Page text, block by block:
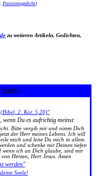
Passionsgedicht)
zu weiteren Artikeln, Gedichten,
(Bibel, 2. Kor. 5,20)"
wenn Du es aufrichtig meinst:
Bitte vergib mir und nimm Dich
der Herr meines Lebens. Ich will
mich und leite Du mich in allem.
und schenke mir Deinen tiefen
wenn ich an Dich glaube, sind mir
Herzen, Herr Jesus. Amen
werden"
Seele!